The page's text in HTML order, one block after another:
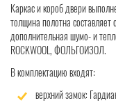
Каркас и короб двери
толщина полотна
дополнительная шумо- и
ROCKWOOL, ФОЛЬГОИЗОЛ.
В комплектацию входят:
верхний замок: